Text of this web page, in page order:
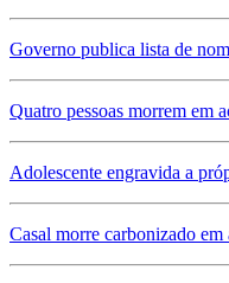
Governo publica lista de
Quatro pessoas morrem em
Adolescente engravida a
Casal morre carbonizado